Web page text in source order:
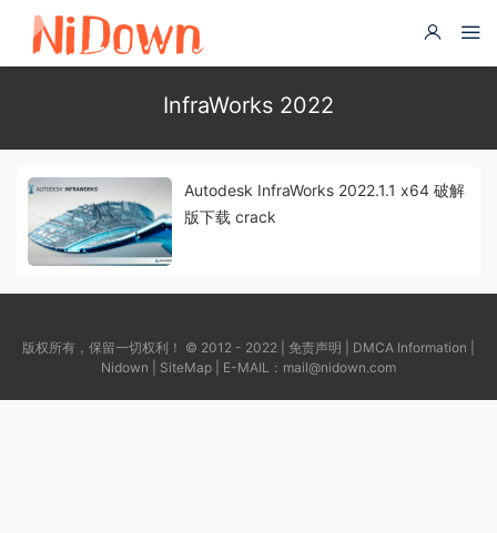
InfraWorks 2022
Autodesk InfraWorks 2022.1.1 x64 破解
版下载 crack
版权所有，保留一切权利！ © 2012 - 2022 | 免责声明 DMCA Information
Nidown
SiteMap | E-MAIL： mail@nidown.com